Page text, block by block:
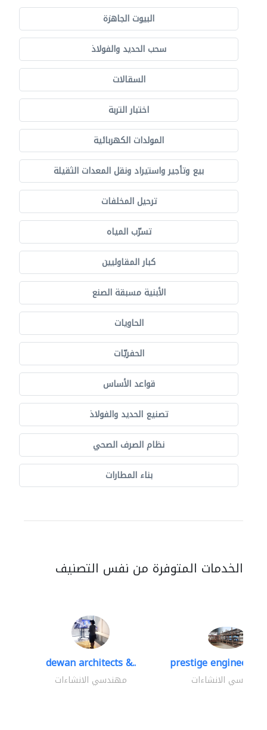
البيوت الجاهزة
سحب الحديد والفولاذ
السقالات
اختبار التربة
المولدات الكهربائية
بيع وتأجير واستيراد ونقل المعدات الثقيلة
ترحيل المخلفات
تسرّب المياه
كبار المقاوليين
الأبنية مسبقة الصنع
الحاويات
الحفريّات
قواعد الأساس
تصنيع الحديد والفولاذ
نظام الصرف الصحي
بناء المطارات
الخدمات المتوفرة من نفس التصنيف
dewan architects &..
مهندسي الانشاءات
prestige
مهندسي الانشاءات